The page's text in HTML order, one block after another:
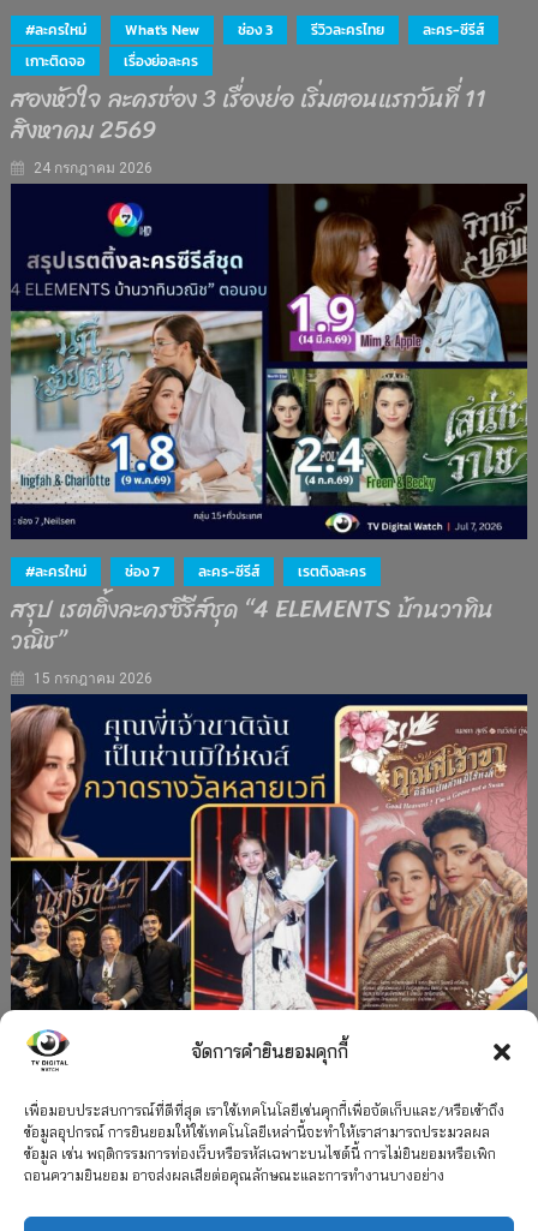
จัดการคำยินยอมคุกกี้
เพื่อมอบประสบการณ์ที่ดีที่สุด เราใช้เทคโนโลยีเช่นคุกกี้เพื่อจัดเก็บและ/หรือเข้าถึง
ข้อมูลอุปกรณ์ การยินยอมให้ใช้เทคโนโลยีเหล่านี้จะทำให้เราสามารถประมวลผล
ข้อมูล เช่น พฤติกรรมการท่องเว็บหรือรหัสเฉพาะบนไซต์นี้ การไม่ยินยอมหรือเพิก
ถอนความยินยอม อาจส่งผลเสียต่อคุณลักษณะและการทำงานบางอย่าง
#ละครใหม่ What's New ช่อง 3 รีวิวละครไทย
ละคร-ซีรีส์
เกาะติดจอ
เรื่องย่อละคร
สองหัวใจ ละครช่อง 3 เรื่องย่อ เริ่มตอนแรกวันที่ 11
สิงหาคม 2569
24 กรกฎาคม 2026
#ละครใหม่ ช่อง 7 ละคร-ซีรีส์ เรตติงละคร
สรุป เรตติ้งละครซีรีส์ชุด “4 ELEMENTS บ้านวาทิน
วณิช”
15 กรกฎาคม 2026
”คุณพี่เจ้าขาดิฉันเป็นห่านมิใช่หงส์” กวาดรางวัล
เพียบ จาก 8 เวที